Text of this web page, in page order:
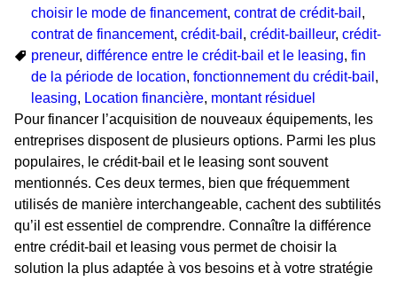
choisir le mode de financement, contrat de crédit-bail ,
contrat de financement, crédit-bail , crédit-bailleur, crédit-
preneur, différence entre le crédit-bail et le leasing, fin
de la période de location, fonctionnement du crédit-bail ,
leasing, Location financière, montant résiduel
Pour financer l’acquisition de nouveaux équipements, les
entreprises disposent de plusieurs options. Parmi les plus
populaires, le crédit-bail et le leasing sont souvent
mentionnés. Ces deux termes, bien que fréquemment
utilisés de manière interchangeable, cachent des subtilités
qu’il est essentiel de comprendre. Connaître la différence
entre crédit-bail et leasing vous permet de choisir la
solution la plus adaptée à vos besoins et à votre stratégie